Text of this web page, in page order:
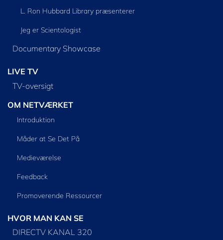
L. Ron Hubbard Library præsenterer
Jeg er Scientologist
Documentary Showcase
LIVE TV
TV-oversigt
OM NETVÆRKET
Introduktion
Måder at Se Det På
Medieværelse
Feedback
Promoverende Ressourcer
HVOR MAN KAN SE
DIRECTV KANAL 320